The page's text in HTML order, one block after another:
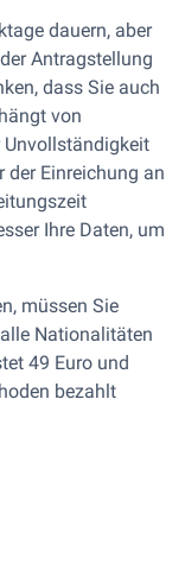
dauern, aber
Antragstellung
dass Sie auch
von
Unvollständigkeit
der Einreichung an
Ihre Daten, um
müssen Sie
Nationalitäten
49 Euro und
bezahlt